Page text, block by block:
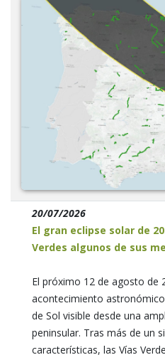
20/07/2026
El gran eclipse solar de
Verdes algunos de sus
El próximo 12 de agosto de
acontecimiento
de Sol visible desde una
peninsular. Tras más de un
características, las Vías